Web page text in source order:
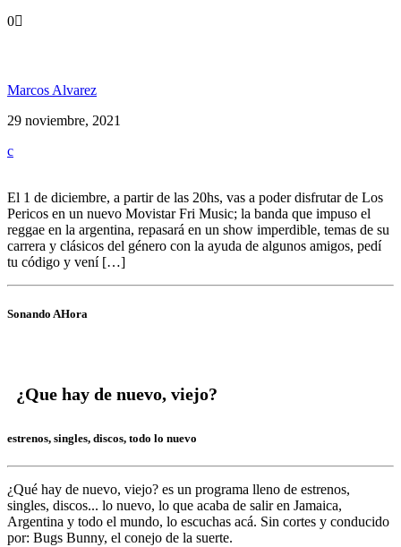
0
Marcos Alvarez
29 noviembre, 2021
El 1 de diciembre, a partir de las 20hs, vas a poder disfrutar de Los
Pericos en un nuevo Movistar Fri Music; la banda que impuso el
reggae en la argentina, repasará en un show imperdible, temas de su
carrera y clásicos del género con la ayuda de algunos amigos, pedí
tu código y vení […]
Sonando AHora
¿Que hay de nuevo, viejo?
estrenos, singles, discos, todo lo nuevo
¿Qué hay de nuevo, viejo? es un programa lleno de estrenos,
singles, discos... lo nuevo, lo que acaba de salir en Jamaica,
Argentina y todo el mundo, lo escuchas acá. Sin cortes y conducido
por: Bugs Bunny, el conejo de la suerte.